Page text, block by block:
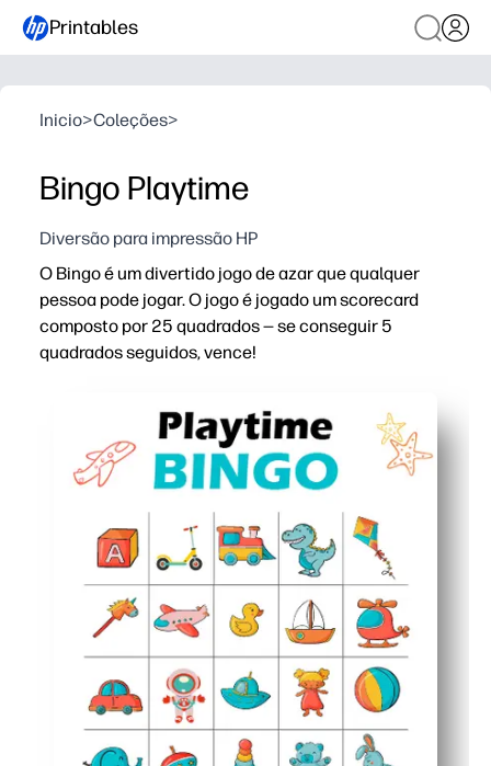
Printables
Inicio>Coleções>
Bingo Playtime
Diversão para impressão HP
O Bingo é um divertido jogo de azar que qualquer
pessoa pode jogar. O jogo é jogado um scorecard
composto por 25 quadrados — se conseguir 5
quadrados seguidos, vence!